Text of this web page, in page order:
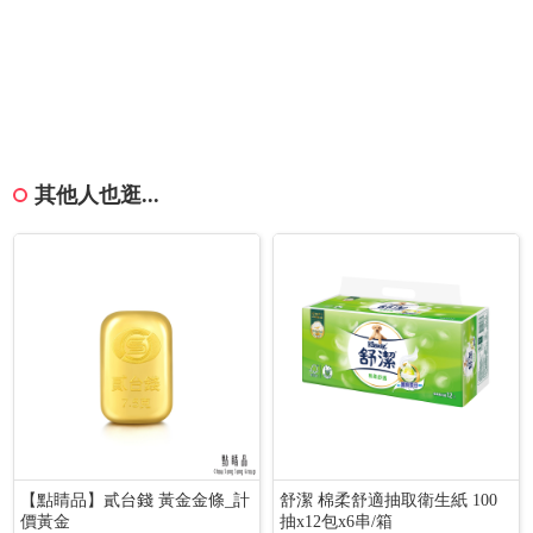
其他人也逛...
【點睛品】貳台錢 黃金金條_計
價黃金
舒潔 棉柔舒適抽取衛生紙 100
抽x12包x6串/箱